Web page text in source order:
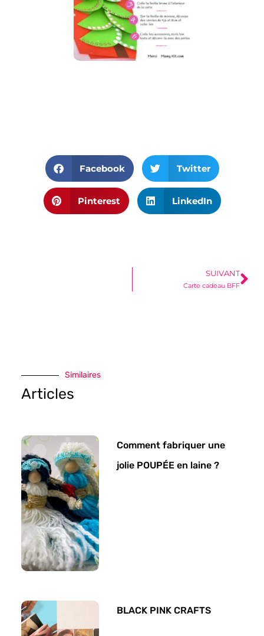
Facebook Twitter
Pinterest LinkedIn
SUIVANT
Carte cadeau BFF
Similaires
Articles
Comment fabriquer une
jolie POUPÉE en laine ?
BLACK PINK CRAFTS